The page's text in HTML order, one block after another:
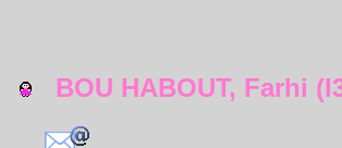
BOU HABOUT, Farhi